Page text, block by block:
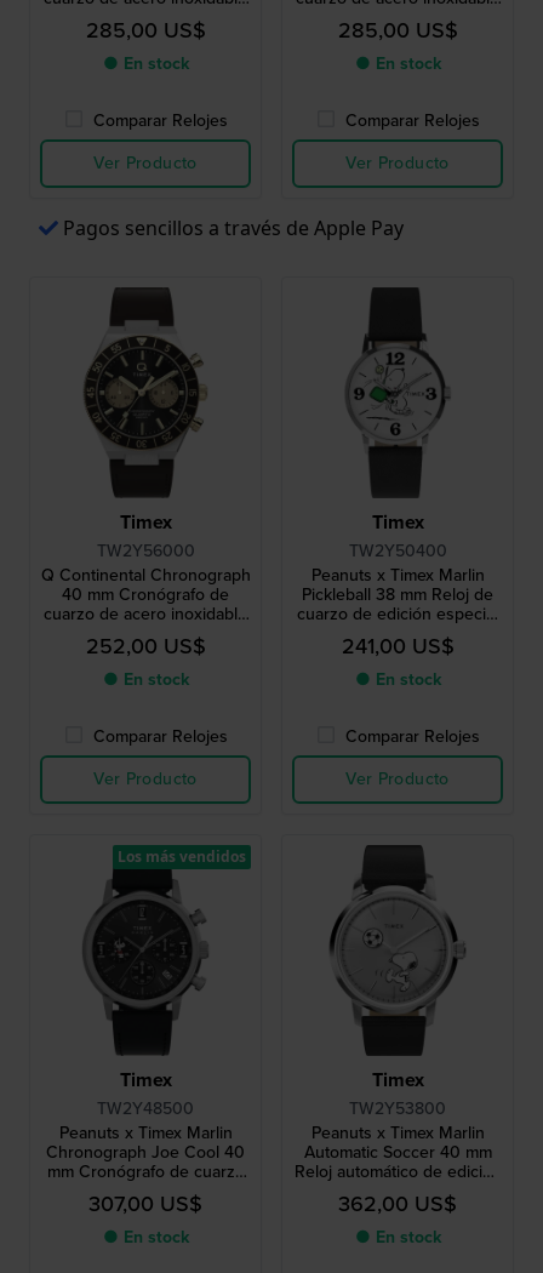
con esfera de 24 horas
285,00 US$
● En stock
Comparar Relojes
Ver Producto
con esfera de 24 horas
285,00 US$
● En stock
Comparar Relojes
Ver Producto
Pagos sencillos a través de Apple Pay
Timex
TW2Y56000
Q Continental Chronograph
40 mm Cronógrafo de
cuarzo de acero inoxidable
con esfera de 24 horas
252,00 US$
● En stock
Comparar Relojes
Ver Producto
Timex
TW2Y50400
Peanuts x Timex Marlin
Pickleball 38 mm Reloj de
cuarzo de edición especial
con esfera de Snoopy
241,00 US$
● En stock
Comparar Relojes
Ver Producto
Timex
TW2Y48500
Peanuts x Timex Marlin
Chronograph Joe Cool 40
mm Cronógrafo de cuarzo
de edición especial con
fecha
307,00 US$
● En stock
Los más vendidos
Timex
TW2Y53800
Peanuts x Timex Marlin
Automatic Soccer 40 mm
Reloj automático de edición
especial con esfera de
Snoopy
362,00 US$
● En stock